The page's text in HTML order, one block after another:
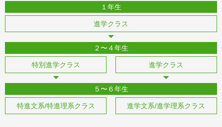
１年生
進学クラス
２〜４年生
特別進学クラス 進学クラス
５〜６年生
特進文系/特進理系クラス 進学文系/進学理系クラス